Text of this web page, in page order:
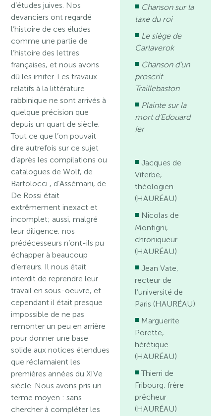
d’études juives. Nos
devanciers ont regardé
l’histoire de ces éludes
comme une partie de
l’histoire des lettres
françaises, et nous avons
dû les imiter. Les travaux
relatifs à la littérature
rabbinique ne sont arrivés à
quelque précision que
depuis un quart de siècle.
Tout ce que l’on pouvait
dire autrefois sur ce sujet
d’après les compilations ou
catalogues de Wolf, de
Bartolocci , d’Assémani, de
De Rossi était
extrêmement inexact et
incomplet; aussi, malgré
leur diligence, nos
prédécesseurs n’ont-ils pu
échapper à beaucoup
d’erreurs. Il nous était
interdit de reprendre leur
travail en sous-oeuvre, et
cependant il était presque
impossible de ne pas
remonter un peu en arrière
pour donner une base
solide aux notices étendues
que réclamaient les
premières années du XIVe
siècle. Nous avons pris un
terme moyen : sans
chercher à compléter les
Chanson sur la
taxe du roi
Le siège de
Carlaverok
Chanson d’un
proscrit
Traillebaston
Plainte sur la
mort d’Edouard
Ier
Jacques de
Viterbe,
théologien
(HAURÉAU)
Nicolas de
Montigni,
chroniqueur
(HAURÉAU)
Jean Vate,
recteur de
l’université de
Paris (HAURÉAU)
Marguerite
Porette,
hérétique
(HAURÉAU)
Thierri de
Fribourg, frère
prêcheur
(HAURÉAU)